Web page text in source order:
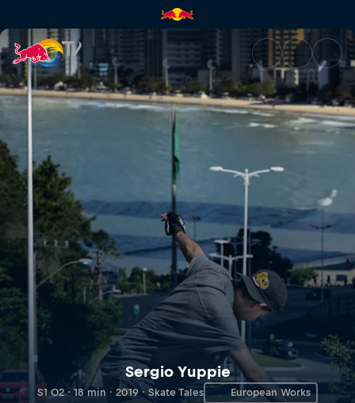
Sergio Yuppie | Red Bull TV
Sergio Yuppie
S1 O2 · 18 min · 2019 · Skate Tales European Works